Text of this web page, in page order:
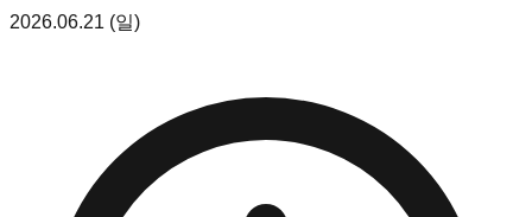
2026.06.21 (일)